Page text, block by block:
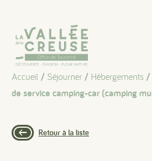
Accueil / Séjourner / Hébergements /
de service camping-car (camping
Retour à la liste